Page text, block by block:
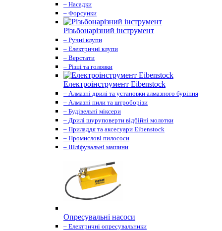
– Насадки
– Форсунки
Різьбонарізний інструмент
– Ручні клупи
– Електричні клупи
– Верстати
– Різці та головки
Електроінструмент Eibenstock
– Алмазні дрилі та установки алмазного буріння
– Алмазні пили та штроборізи
– Будівельні міксери
– Дрилі шуруповерти відбійні молотки
– Приладдя та аксесуари Eibenstock
– Промислові пилососи
– Шліфувальні машини
Опресувальні насоси
– Електричні опресувальники